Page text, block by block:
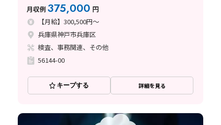
月収例 375,000 円
【月給】300,500円～
兵庫県神戸市兵庫区
検査、事務関連、その他
56144-00
キープする 詳細を見る